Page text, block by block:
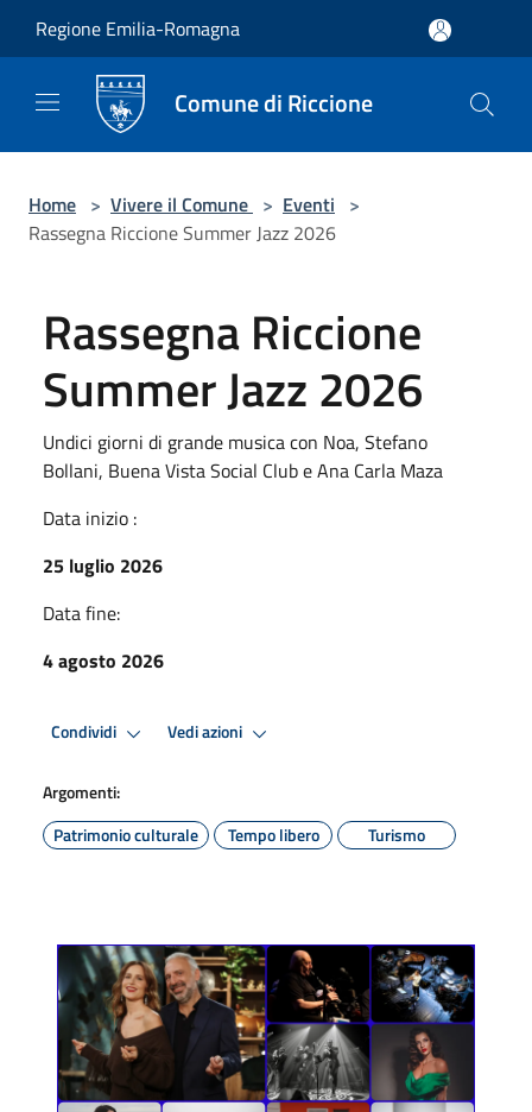
Regione Emilia-Romagna
Comune di Riccione
Home > Vivere il Comune > Eventi >
Rassegna Riccione Summer Jazz 2026
Rassegna Riccione
Summer Jazz 2026
Undici giorni di grande musica con Noa, Stefano
Bollani, Buena Vista Social Club e Ana Carla Maza
Data inizio :
25 luglio 2026
Data fine:
4 agosto 2026
Condividi Vedi azioni
Argomenti:
Patrimonio culturale
Tempo libero Turismo